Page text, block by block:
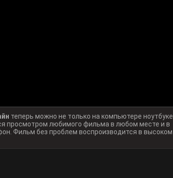
теперь можно не только на компьютере ноутбуке
просмотром любимого фильма в любом месте и в
Фильм без проблем воспроизводится в высоком